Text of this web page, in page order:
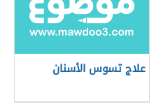
علاج تسوس الأسنان